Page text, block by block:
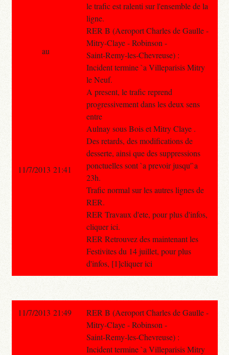
le trafic est ralenti sur l'ensemble de la
ligne.
RER B (Aeroport Charles de Gaulle -
Mitry-Claye - Robinson -
Saint-Remy-les-Chevreuse) :
Incident termine `a Villeparisis Mitry
le Neuf.
A present, le trafic reprend
progressivement dans les deux sens
entre
Aulnay sous Bois et Mitry Claye .
Des retards, des modifications de
desserte, ainsi que des suppressions
ponctuelles sont `a prevoir jusqu'`a
23h.
Trafic normal sur les autres lignes de
RER.
RER Travaux d'ete, pour plus d'infos,
cliquer ici.
RER Retrouvez des maintenant les
Festivites du 14 juillet, pour plus
d'infos, [1]cliquer ici
au
11/7/2013 21:41
11/7/2013 21:49
RER B (Aeroport Charles de Gaulle -
Mitry-Claye - Robinson -
Saint-Remy-les-Chevreuse) :
Incident termine `a Villeparisis Mitry